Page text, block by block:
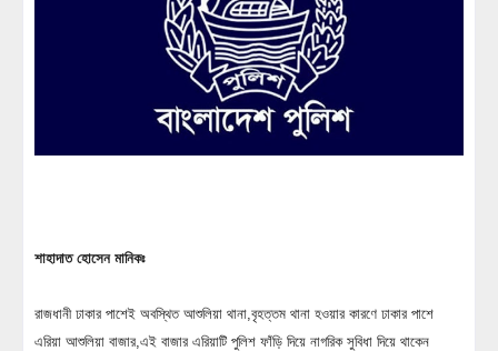
শাহাদাত হোসেন মানিকঃ
রাজধানী ঢাকার পাশেই অবস্থিত আশুলিয়া থানা,বৃহত্তম থানা হওয়ার কারণে ঢাকার পাশে
এরিয়া আশুলিয়া বাজার,এই বাজার এরিয়াটি পুলিশ ফাঁড়ি দিয়ে নাগরিক সুবিধা দিয়ে থাকেন